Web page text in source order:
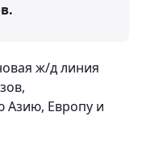
ж/д линия
Азию, Европу и